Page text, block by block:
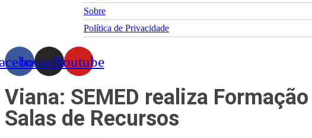
Sobre
Política de Privacidade
InstagramYoutube
Viana: SEMED realiza
Salas de Recursos